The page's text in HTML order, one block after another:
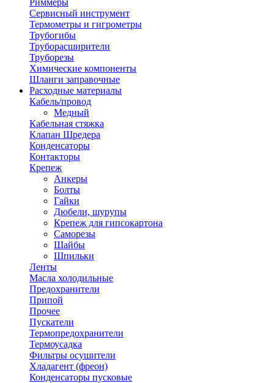
Риммеры
Сервисный инструмент
Термометры и гигрометры
Трубогибы
Труборасширители
Труборезы
Химические компоненты
Шланги заправочные
Расходные материалы
Кабель/провод
Медный
Кабельная стяжка
Клапан Шредера
Конденсаторы
Контакторы
Крепеж
Анкеры
Болты
Гайки
Дюбели, шурупы
Крепеж для гипсокартона
Саморезы
Шайбы
Шпильки
Ленты
Масла холодильные
Предохранители
Припой
Прочее
Пускатели
Термопредохранители
Термоусадка
Фильтры осушители
Хладагент (фреон)
Конденсаторы пусковые